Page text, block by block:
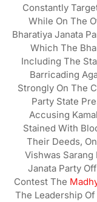
Constantly
While On The
Bharatiya Janata
Which The
Including The
Barricading
Strongly On The
Party State
Accusing
Stained With
Their Deeds,
Vishwas Sarang
Janata Party
Contest The
The Leadership